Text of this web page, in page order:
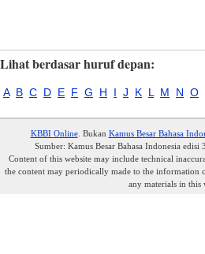
Lihat berdasar huruf depan:
A B C D E F G H I J K L M N O
KBBI Online. Bukan Kamus Besar Bahasa
Sumber: Kamus Besar Bahasa Indonesia edisi
Content of this website may include technical
the content may periodically made to the information
any materials in this